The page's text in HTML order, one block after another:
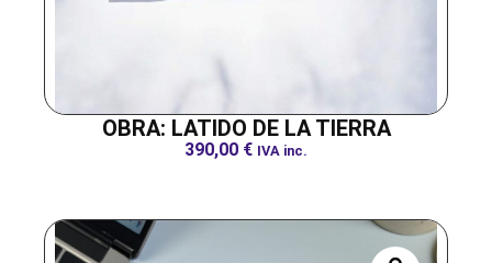
OBRA: LATIDO DE LA TIERRA
390,00 € IVA inc.